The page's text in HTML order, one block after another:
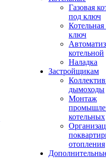
Газовая
под ключ
ключ
котельной
Наладка
Застройщикам
дымоходы
Монтаж
котельных
отопления